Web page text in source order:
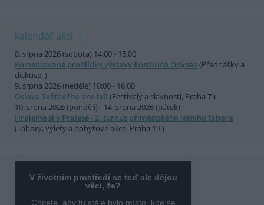
kalendář akcí
8. srpna 2026 (sobota) 14:00 - 15:00
Komentované prohlídky výstavy Rostlinná Odysea (Přednášky a
diskuse, )
9. srpna 2026 (neděle) 10:00 - 16:00
Oslava Světového dne lvů (Festivaly a slavnosti, Praha 7 )
10. srpna 2026 (pondělí) - 14. srpna 2026 (pátek)
Hrajeme si v Pralese - 2. turnus příměstského letního tábora
(Tábory, výlety a pobytové akce, Praha 19 )